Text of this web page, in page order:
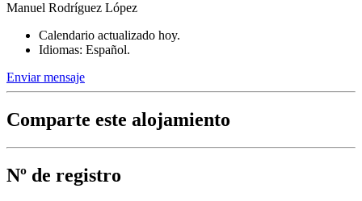
Manuel Rodríguez López
Calendario actualizado hoy.
Idiomas: Español.
Enviar mensaje
Comparte este alojamiento
Nº de registro